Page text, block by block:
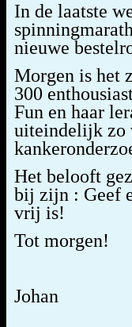
In de laatste
nieuwe
Morgen is het
300
Fun en haar
uiteindelijk zo
Het belooft
bij zijn : Geef
vrij is!
Tot morgen!
Johan